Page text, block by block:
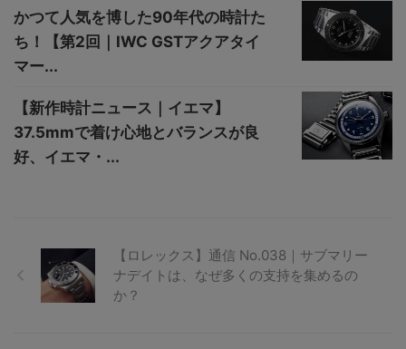
かつて人気を博した90年代の時計た
ち！【第2回｜IWC GSTアクアタイ
マー...
【新作時計ニュース｜イエマ】
37.5mmで着け心地とバランスが良
好、イエマ・...
【ロレックス】通信 No.038｜サブマリー
ナデイトは、なぜ多くの支持を集めるの
か？